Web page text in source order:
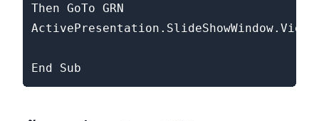
Then GoTo GRN
End Sub